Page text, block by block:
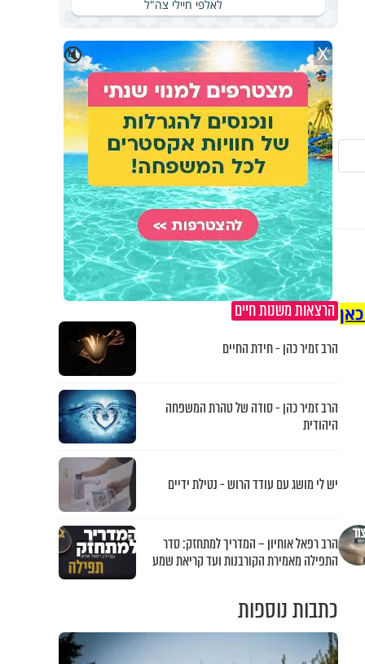
לאלפי חיילי צה"ל
🔇 X
הרצאות משנות חיים
הרב זמיר כהן - חידת החיים
הרב זמיר כהן - סודה של טהרת המשפחה
היהודית
יש לי מושג עם עודד הרוש - נטילת ידיים
הרב רפאל אוחיון – המדריך למתחזק: סדר
התפילה מאמירת הקורבנות ועד קריאת שמע
כתבות נוספות